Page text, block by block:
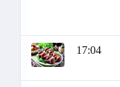
17:04